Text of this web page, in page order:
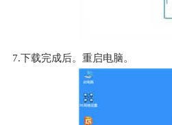
7.下载完成后。重启电脑。